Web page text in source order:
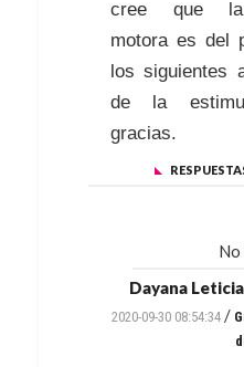
cree que la
motora es del
los siguientes
de la
gracias.
No
Dayana
2020-09-30 08:54:34/